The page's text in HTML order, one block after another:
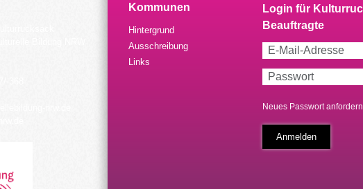
Kommunen
Hintergrund
Ausschreibung
Links
Neues Passwort anfordern